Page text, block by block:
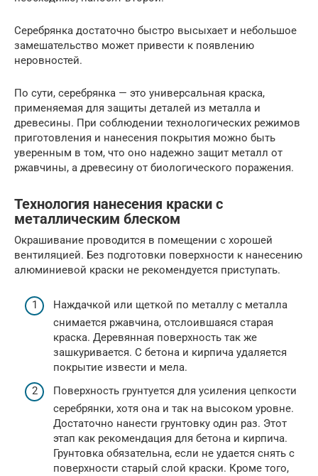
Серебрянка достаточно быстро высыхает и небольшое
замешательство может привести к появлению
неровностей.
По сути, серебрянка — это универсальная краска,
применяемая для защиты деталей из металла и
древесины. При соблюдении технологических режимов
приготовления и нанесения покрытия можно быть
уверенным в том, что оно надежно защит металл от
ржавчины, а древесину от биологического поражения.
Технология нанесения краски с
металлическим блеском
Окрашивание проводится в помещении с хорошей
вентиляцией. Без подготовки поверхности к нанесению
алюминиевой краски не рекомендуется приступать.
Наждачкой или щеткой по металлу с металла
снимается ржавчина, отслоившаяся старая
краска. Деревянная поверхность так же
зашкуривается. С бетона и кирпича удаляется
покрытие извести и мела.
Поверхность грунтуется для усиления цепкости
серебрянки, хотя она и так на высоком уровне.
Достаточно нанести грунтовку один раз. Этот
этап как рекомендация для бетона и кирпича.
Грунтовка обязательна, если не удается снять с
поверхности старый слой краски. Кроме того,